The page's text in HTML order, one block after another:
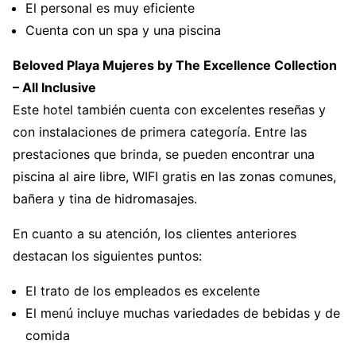
El personal es muy eficiente
Cuenta con un spa y una piscina
Beloved Playa Mujeres by The Excellence Collection
– All Inclusive
Este hotel también cuenta con excelentes reseñas y
con instalaciones de primera categoría. Entre las
prestaciones que brinda, se pueden encontrar una
piscina al aire libre, WIFI gratis en las zonas comunes,
bañera y tina de hidromasajes.
En cuanto a su atención, los clientes anteriores
destacan los siguientes puntos:
El trato de los empleados es excelente
El menú incluye muchas variedades de bebidas y de
comida